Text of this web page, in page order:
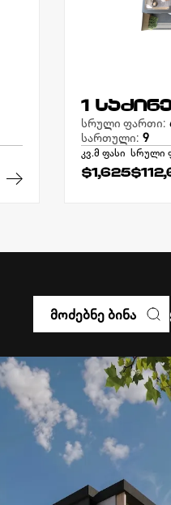
1
სრული ფართი:
სართული: 9
კვ.მ ფასი
$1,625
სრული
ᲛᲝᲫᲔᲑᲜᲔ ᲑᲘᲜᲐ